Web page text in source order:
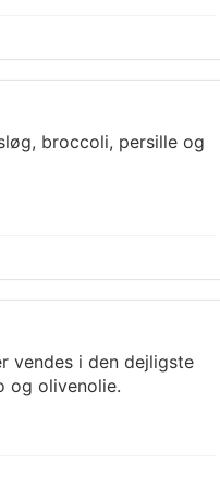
broccoli, persille og
vendes i den dejligste
og olivenolie.